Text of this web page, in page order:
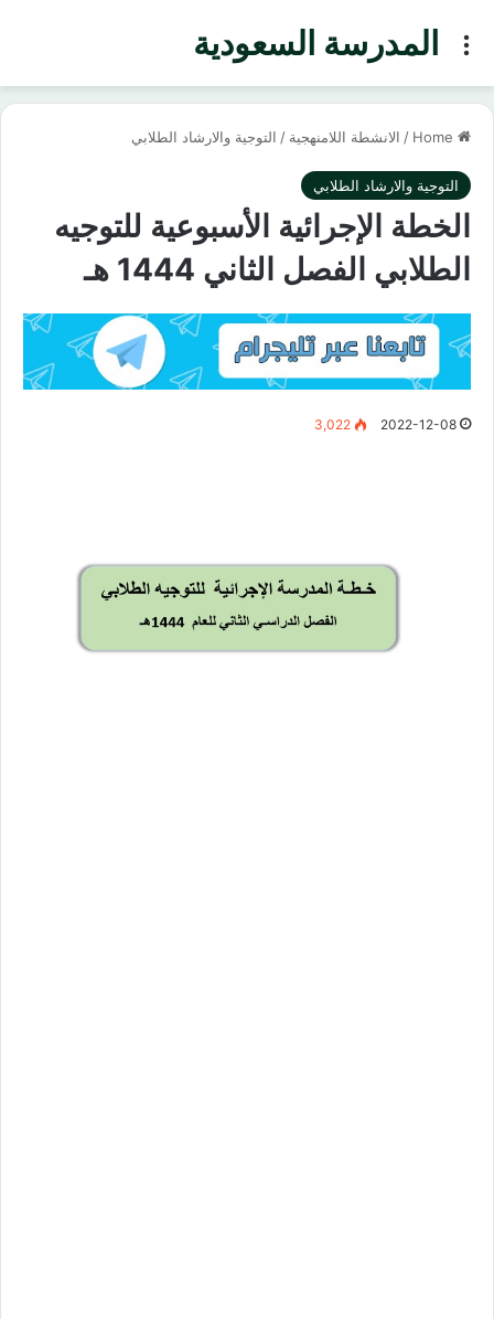
المدرسة السعوديةMenu
/ الانشطة اللامنهجية / التوجية والارشاد الطلابي
التوجية والارشاد الطلابي
الخطة الإجرائية الأسبوعية للتوجيه
الطلابي الفصل الثاني 1444 هـ
2022-12-08
3,022